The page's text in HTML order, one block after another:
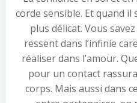
corde sensible. Et quand il
plus délicat. Vous
ressent dans l’infinie
réaliser dans l’amour.
pour un contact
corps. Mais aussi dans